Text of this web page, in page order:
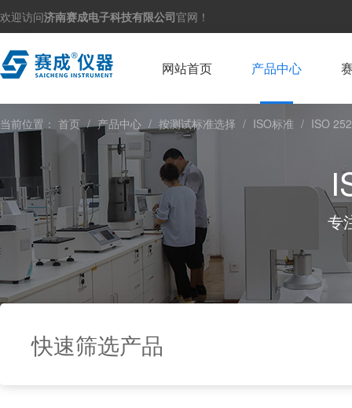
欢迎访问济南赛成电子科技有限公司官网！
网站首页 产品中心
当前位置： 首页 / 产品中心 / 按测试标准选择 / ISO标准 / ISO
专
快速筛选产品